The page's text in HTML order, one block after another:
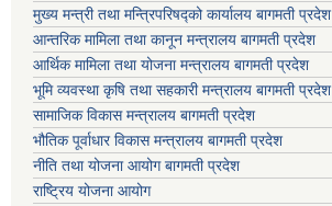
मुख्य मन्त्री तथा मन्त्रिपरिषद्को कार्यालय बागमती प्रदेश
आन्तरिक मामिला तथा कानून मन्त्रालय बागमती प्रदेश
आर्थिक मामिला तथा योजना मन्त्रालय बागमती प्रदेश
भूमि व्यवस्था कृषि तथा सहकारी मन्त्रालय बागमती प्रदेश
सामाजिक विकास मन्त्रालय बागमती प्रदेश
भौतिक पूर्वाधार विकास मन्त्रालय बागमती प्रदेश
नीति तथा योजना आयोग बागमती प्रदेश
राष्ट्रिय योजना आयोग